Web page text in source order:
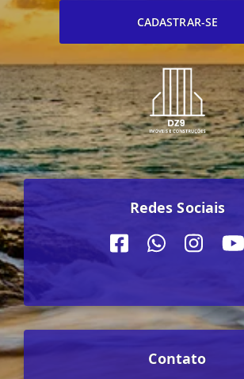
CADASTRAR-SE
Redes Sociais
Contato